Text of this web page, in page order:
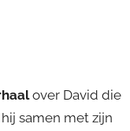
over David die
samen met zijn